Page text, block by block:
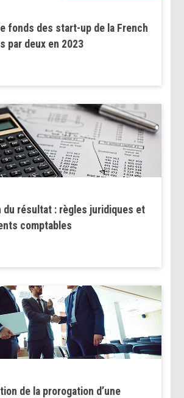
fonds des start-up de la French
par deux en 2023
du résultat : règles juridiques et
comptables
de la prorogation d’une